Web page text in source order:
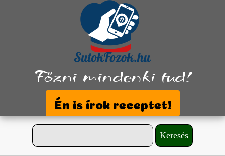
Főzni mindenki tud!
Én is írok receptet!